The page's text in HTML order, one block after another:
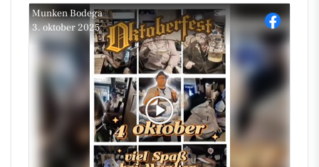
Munken Bodega
3. oktober 2025